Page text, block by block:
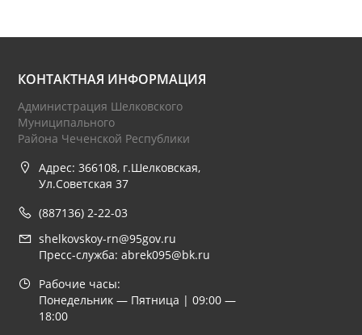
КОНТАКТНАЯ ИНФОРМАЦИЯ
Администрация Шелковского
Муниципального
Района Чеченской Республики
Адрес: 366108, г.Шелковская,
Ул.Советская 37
(887136) 2-22-03
shelkovskoy-rn@95gov.ru
Пресс-служба: abrek095@bk.ru
Рабочие часы:
Понедельник — Пятница | 09:00 —
18:00